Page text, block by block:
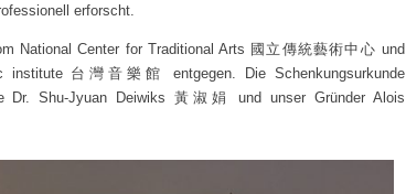
erforscht.
National Center for Traditional Arts 國立傳統藝術中心 und
台灣音樂館 entgegen. Die Schenkungsurkunde
Dr. Shu-Jyuan Deiwiks 黃淑娟 und unser Gründer Alois